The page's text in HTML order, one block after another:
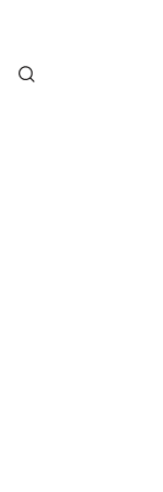
Przejdź do treści